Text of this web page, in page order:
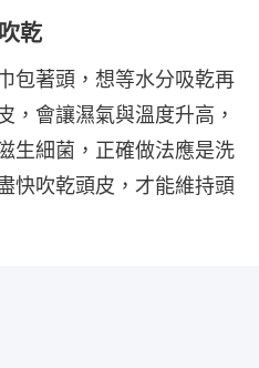
乾
包著頭，想等水分吸乾再
，會讓濕氣與溫度升高，
生細菌，正確做法應是洗
快吹乾頭皮，才能維持頭